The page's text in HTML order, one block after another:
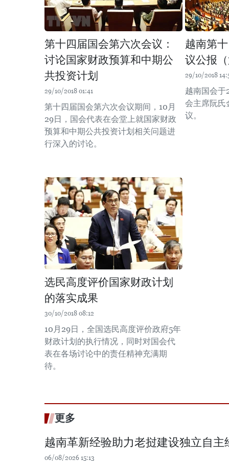
第十四届国会第六次会议：
讨论国家财政预算和中期公
共投资计划
29/10/2018 01:41
第十四届国会第六次会议期间，10月
29日，国会代表在会堂上就国家财政
预算和中期公共投资计划相关问题进
行深入的讨论。
越南第
议公报
29/10/2018
越南国会于
会主席阮氏
议。
选民高度评价国家财政计划
的落实成果
30/10/2018 08:12
10月29日，全国选民高度评价政府5年
财政计划的执行情况，同时对国会代
表在各场讨论中的责任精神充满期
待。
更多
越南革新经验助力老挝建设独立自主
06/08/2026 15:13